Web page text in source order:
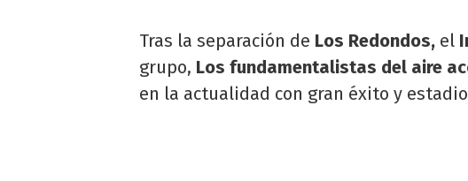
Tras la separación de Los Redondos, el
grupo, Los fundamentalistas del aire
en la actualidad con gran éxito y